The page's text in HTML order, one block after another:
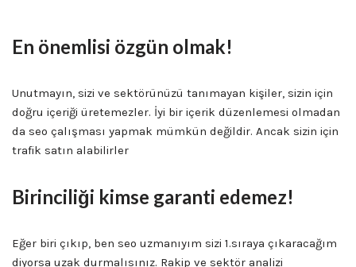
En önemlisi özgün olmak!
Unutmayın, sizi ve sektörünüzü tanımayan kişiler, sizin için
doğru içeriği üretemezler. İyi bir içerik düzenlemesi olmadan
da seo çalışması yapmak mümkün değildir. Ancak sizin için
trafik satın alabilirler
Birinciliği kimse garanti edemez!
Eğer biri çıkıp, ben seo uzmanıyım sizi 1.sıraya çıkaracağım
diyorsa uzak durmalısınız. Rakip ve sektör analizi